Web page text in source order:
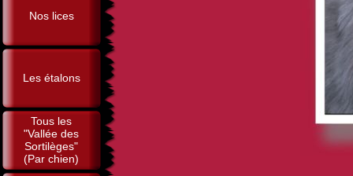
Nos lices
Les étalons
Tous les
"Vallée des
Sortilèges"
(Par chien)